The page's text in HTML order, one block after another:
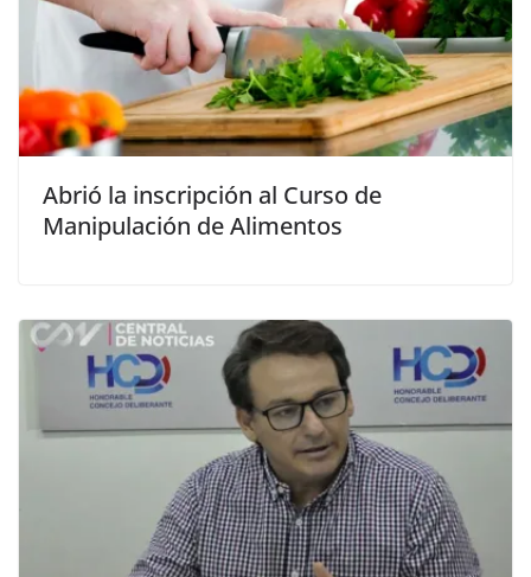
Abrió la inscripción al Curso de
Manipulación de Alimentos